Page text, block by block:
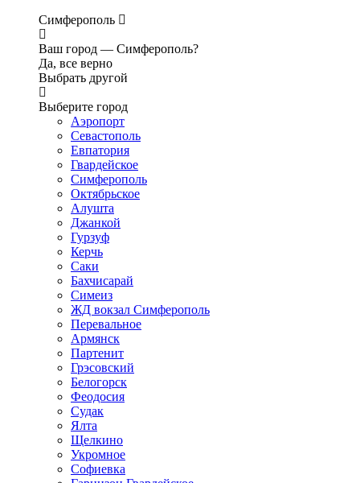
Симферополь
Ваш город — Симферополь?
Да, все верно
Выбрать другой
Выберите город
Аэропорт
Севастополь
Евпатория
Гвардейское
Симферополь
Октябрьское
Алушта
Джанкой
Гурзуф
Керчь
Саки
Бахчисарай
Симеиз
ЖД вокзал Симферополь
Перевальное
Армянск
Партенит
Грэсовский
Белогорск
Феодосия
Судак
Ялта
Щелкино
Укромное
Софиевка